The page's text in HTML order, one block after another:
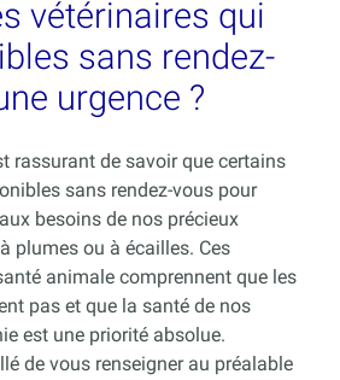
vétérinaires qui
sans rendez-
urgence ?
rassurant de savoir que certains
sans rendez-vous pour
besoins de nos précieux
plumes ou à écailles. Ces
animale comprennent que les
pas et que la santé de nos
est une priorité absolue.
de vous renseigner au préalable